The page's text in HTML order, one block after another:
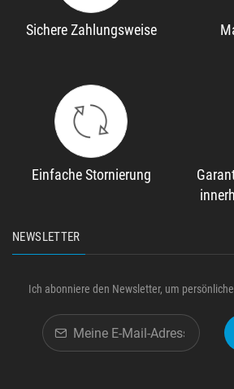
Sichere Zahlungsweise
Einfache Stornierung
NEWSLETTER
Ich abonniere den Newsletter, um